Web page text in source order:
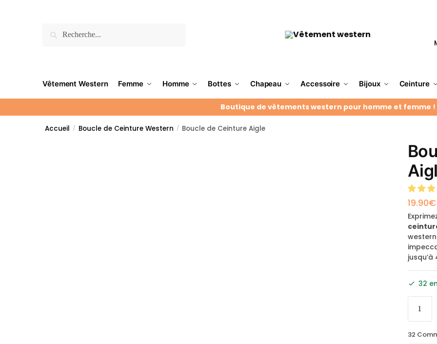
Vêtement Western Femme Homme Bottes Chapeau Accessoire Bijoux Ceinture
Boutique de vêtements western pour homme et femme !
Accueil / Boucle de Ceinture Western / Boucle de Ceinture Aigle
19.90€
jusqu’à
32
32